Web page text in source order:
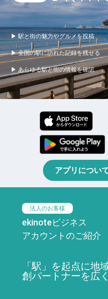
▶ 駅と街の魅力やグルメを投稿
▶ 全国の駅に訪れた記録を残せる
▶ あらゆる駅と街の情報を確認
アプリについ
法人のお客様
ekinoteビジネス
アカウントのご紹介
「駅」を起点に地
創パートナーを広